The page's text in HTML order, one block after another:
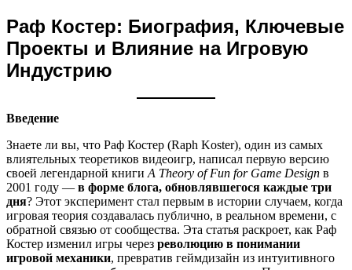
Раф Костер: Биография, Ключевые
Проекты и Влияние на Игровую
Индустрию
Введение
Знаете ли вы, что Раф Костер (Raph Koster), один из самых
влиятельных теоретиков видеоигр, написал первую версию
своей легендарной книги A Theory of Fun for Game Design в
2001 году — в форме блога, обновлявшегося каждые три
дня? Этот эксперимент стал первым в истории случаем, когда
игровая теория создавалась публично, в реальном времени, с
обратной связью от сообщества. Эта статья раскроет, как Раф
Костер изменил игры через революцию в понимании
игровой механики, превратив геймдизайн из интуитивного